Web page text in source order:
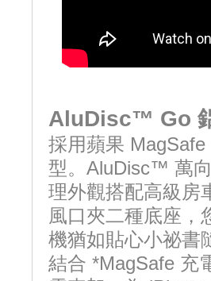
AluDisc™ Go
採用蘋果
型。AluDisc™ 萬
理外觀搭配高級房
風口夾二種底座，
機猶如貼心小祕書
結合 *MagSafe 充